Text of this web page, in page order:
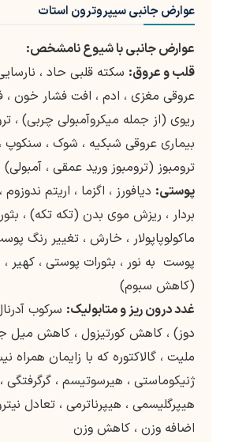
عوارض جانبی سیپروترون استات
عوارض جانبی با شیوع نامشخص:
قلب و عروق: سکته قلبی حاد ،
عروقی مغزی ، ادم ، افت فشار خون ،
ریوی (از جمله میکروآمبولی چربی) ،
بیماری عروقی شبکیه ، شوک ، سنکوپ
ترومبوز (ترومبوز ورید عمقی ، آمبولی)
پوستی: دیافورز ، اگزما ، اریتم
بردار ، ریزش موی بدن (تکه تکه) ،
ماکولوپاپولار ، خارش ، تغییر رنگ
پوست به نور ، بثورات پوستی ،
(کاهش سبوم)
غدد درون ریز و متابولیک: سرکوب
دوز) ، کاهش کورتیزول ، کاهش میل
ملیت ، گالاکتوره که با زایمان همراه
ژنیکوماستی ، هیرسوتیسم ، گرگرفتگی
هیپرگلیسمی ، هیپرناترمی ، تعادل
اضافه وزن ، کاهش وزن